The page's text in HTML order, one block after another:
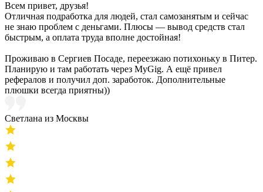
Всем привет, друзья!
Отличная подработка для людей, стал самозанятым и сейчас
не знаю проблем с деньгами. Плюсы — вывод средств стал
быстрым, а оплата труда вполне достойная!
Проживаю в Сергиев Посаде, переезжаю потихоньку в Питер.
Планирую и там работать через MyGig. А ещё привел
рефералов и получил доп. заработок. Дополнительные
плюшки всегда приятны))
Светлана из Москвы